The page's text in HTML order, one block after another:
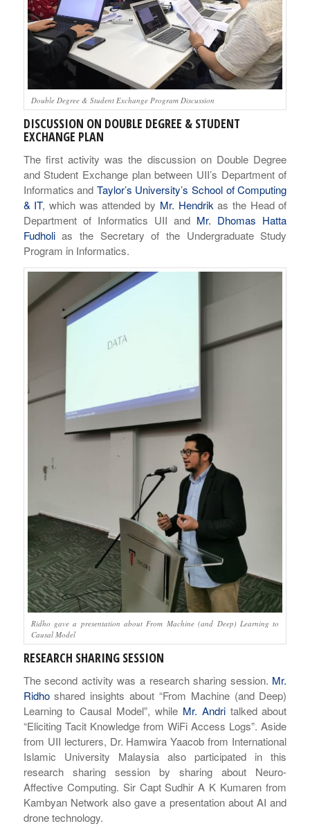
Double Degree & Student Exchange Program Discussion
DISCUSSION ON DOUBLE DEGREE & STUDENT
EXCHANGE PLAN
The first activity was the discussion on Double Degree
and Student Exchange plan between UII’s Department of
Informatics and Taylor’s University’s School of Computing
& IT, which was attended by Mr. Hendrikas the Head of
Department of Informatics UII and Mr. Dhomas Hatta
Fudholias the Secretary of the Undergraduate Study
Program in Informatics.
Ridho gave a presentation about From Machine (and Deep) Learning to
Causal Model
RESEARCH SHARING SESSION
The second activity was a research sharing session. Mr.
Ridhoshared insights about “From Machine (and Deep)
Learning to Causal Model”, while Mr. Andritalked about
“Eliciting Tacit Knowledge from WiFi Access Logs”. Aside
from UII lecturers, Dr. Hamwira Yaacob from International
Islamic University Malaysia also participated in this
research sharing session by sharing about Neuro-
Affective Computing. Sir Capt Sudhir A K Kumaren from
Kambyan Network also gave a presentation about AI and
drone technology.